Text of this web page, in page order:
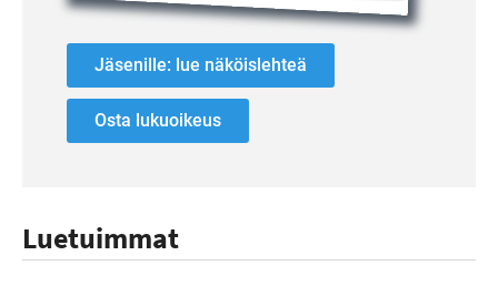
Jäsenille: lue näköislehteä
Osta lukuoikeus
Luetuimmat